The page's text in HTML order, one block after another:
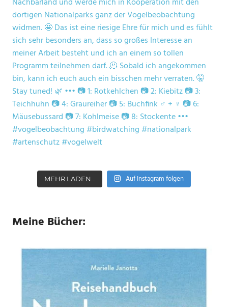
MEHR LADEN… Auf Instagram folgen
Meine Bücher: